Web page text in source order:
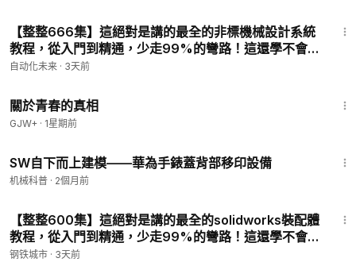
【整整666集】這絕對是講的最全的非標機械設計系統
教程，從入門到精通，少走99%的彎路！這還學不會，
我退出機械圈！ P2 - 加工專題：1、機械加工的分類
自动化未来 · 3天前
關於青春的真相
GJW+ · 1星期前
SW自下而上建模——華為手錶蓋背部移印設備
机械科普 · 2個月前
【整整600集】這絕對是講的最全的solidworks裝配體
教程，從入門到精通，少走99%的彎路！這還學不會，
我退出機械圈！ P4 - SW裝配體教程：4、標準配合
钢铁城市 · 3天前